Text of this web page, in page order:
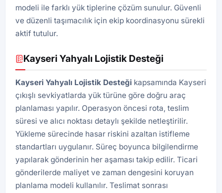
modeli ile farklı yük tiplerine çözüm sunulur. Güvenli
ve düzenli taşımacılık için ekip koordinasyonu sürekli
aktif tutulur.
Kayseri Yahyalı Lojistik Desteği
Kayseri Yahyalı Lojistik Desteği kapsamında Kayseri
çıkışlı sevkiyatlarda yük türüne göre doğru araç
planlaması yapılır. Operasyon öncesi rota, teslim
süresi ve alıcı noktası detaylı şekilde netleştirilir.
Yükleme sürecinde hasar riskini azaltan istifleme
standartları uygulanır. Süreç boyunca bilgilendirme
yapılarak gönderinin her aşaması takip edilir. Ticari
gönderilerde maliyet ve zaman dengesini koruyan
planlama modeli kullanılır. Teslimat sonrası